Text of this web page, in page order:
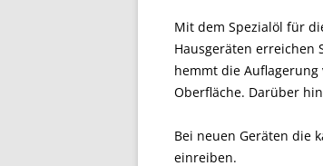
Mit dem Spezialöl für
Hausgeräten erreichen
hemmt die
Oberfläche. Darüber
Bei neuen Geräten die
einreiben.